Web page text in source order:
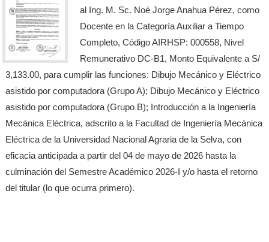
al Ing. M. Sc. Noé Jorge Anahua Pérez, como
Docente en la Categoría Auxiliar a Tiempo
Completo, Código AIRHSP: 000558, Nivel
Remunerativo DC-B1, Monto Equivalente a S/
3,133.00, para cumplir las funciones: Dibujo Mecánico y Eléctrico
asistido por computadora (Grupo A); Dibujo Mecánico y Eléctrico
asistido por computadora (Grupo B); Introducción a la Ingeniería
Mecánica Eléctrica, adscrito a la Facultad de Ingeniería Mecánica
Eléctrica de la Universidad Nacional Agraria de la Selva, con
eficacia anticipada a partir del 04 de mayo de 2026 hasta la
culminación del Semestre Académico 2026-I y/o hasta el retorno
del titular (lo que ocurra primero).